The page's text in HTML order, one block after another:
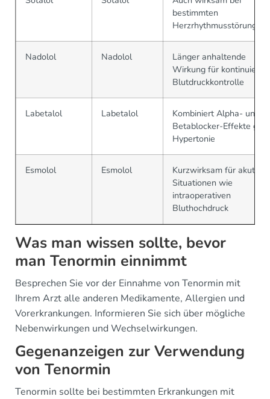
bestimmten
Herzrhythmusstörungen
Nadolol Nadolol
Länger anhaltende
Wirkung für
Blutdruckkontrolle
Labetalol Labetalol
Kombiniert Alpha- und
Betablocker-Effekte
Hypertonie
Esmolol Esmolol
Kurzwirksam für akute
Situationen wie
intraoperativen
Bluthochdruck
Was man wissen sollte, bevor
man Tenormin einnimmt
Besprechen Sie vor der Einnahme von Tenormin mit
Ihrem Arzt alle anderen Medikamente, Allergien und
Vorerkrankungen. Informieren Sie sich über mögliche
Nebenwirkungen und Wechselwirkungen.
Gegenanzeigen zur Verwendung
von Tenormin
Tenormin sollte bei bestimmten Erkrankungen mit